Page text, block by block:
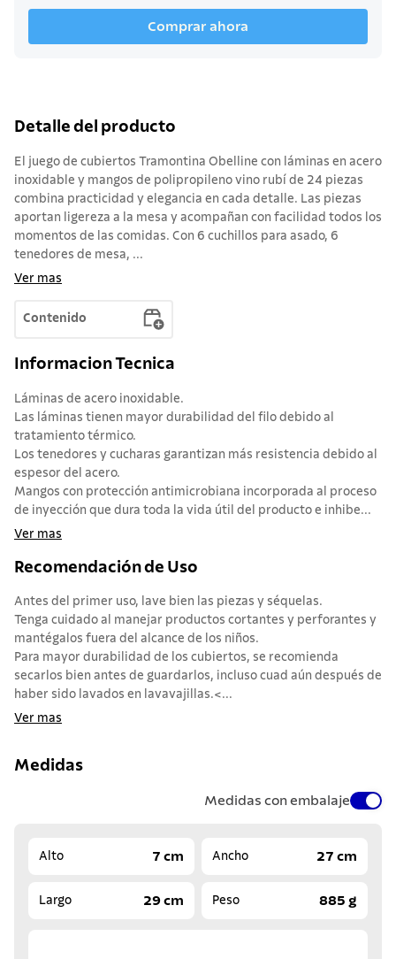
Comprar ahora
Detalle del producto
El juego de cubiertos Tramontina Obelline con láminas en acero
inoxidable y mangos de polipropileno vino rubí de 24 piezas
combina practicidad y elegancia en cada detalle. Las piezas
aportan ligereza a la mesa y acompañan con facilidad todos los
momentos de las comidas. Con 6 cuchillos para asado, 6
tenedores de mesa, ...
Ver mas
Contenido
Informacion Tecnica
Láminas de acero inoxidable.
Las láminas tienen mayor durabilidad del filo debido al
tratamiento térmico.
Los tenedores y cucharas garantizan más resistencia debido al
espesor del acero.
Mangos con protección antimicrobiana incorporada al proceso
de inyección que dura toda la vida útil del producto e inhibe...
Ver mas
Recomendación de Uso
Antes del primer uso, lave bien las piezas y séquelas.
Tenga cuidado al manejar productos cortantes y perforantes y
mantégalos fuera del alcance de los niños.
Para mayor durabilidad de los cubiertos, se recomienda
secarlos bien antes de guardarlos, incluso cuad aún después de
haber sido lavados en lavavajillas.<...
Ver mas
Medidas
Medidas con embalaje
Alto 7 cm Ancho 27 cm
Largo 29 cm Peso 885 g